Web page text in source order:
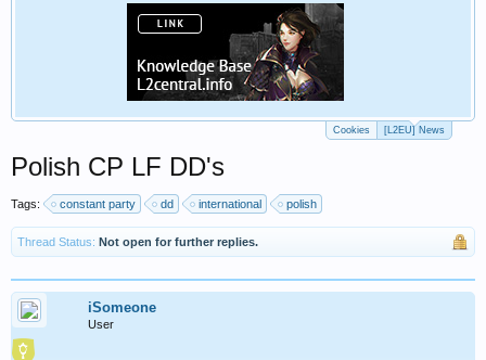
Cookies [L2EU] News
Polish CP LF DD's
Tags: constant party dd international polish
Thread Status: Not open for further replies.
iSomeone
User